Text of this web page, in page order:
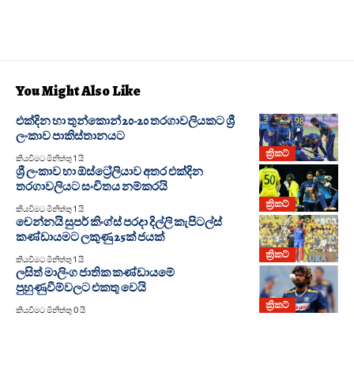
You Might Also Like
ක්‍රිකට්
එක්දින හා තුන්කොන් 20-20 තරගාවලියකට ශ්‍රී
ලංකාව පාකිස්තානයට
කියවීමට මිනිත්තු 1 යි
ක්‍රිකට්
ශ්‍රී ලංකාව හා ඕස්ට්‍රේලියාව අතර එක්දින
තරගාවලියට සංචිතය නම්කරයි
කියවීමට මිනිත්තු 1 යි
ක්‍රිකට්
චෙන්නයි සුපර් කිංග්ස් පරදා දිල්ලි කැපිටල්ස්
කණ්ඩායමට ලකුණු 25ක් ජයක්
කියවීමට මිනිත්තු 1 යි
ක්‍රිකට්
ලසිත් මාලිංග ජාතික කණ්ඩායමේ
පුහුණුවීම්වලට එකතු වෙයි
කියවීමට මිනිත්තු 0 යි